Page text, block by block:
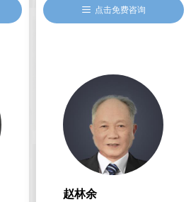
的结果;为史某某掩饰隐瞒犯罪所得、
周某某帮助信息网络犯罪活动等争取
的多个经典案例被录入律所编纂的刑
事辩护专著精选案例中。自执业以
来，因其认真负责严谨的办案态度，
获得委托人的一致好评。
赵林余
끀 点击免费咨询